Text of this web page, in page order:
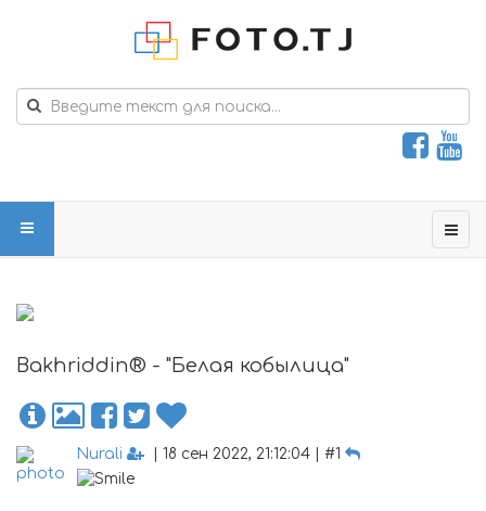
Bakhriddin® - "Белая кобылица"
Nurali | 18 сен 2022, 21:12:04 | #1